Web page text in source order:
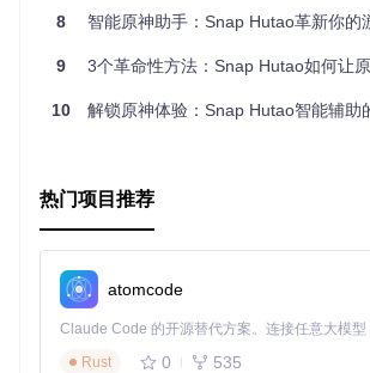
8 智能原神助手：Snap Hutao革新你的
9 3个革命性方法：Snap Hutao如何让原神资源管
10 解锁原神体验：Snap Hutao智能辅助
热门项目推荐
atomcode
Rust
0 535